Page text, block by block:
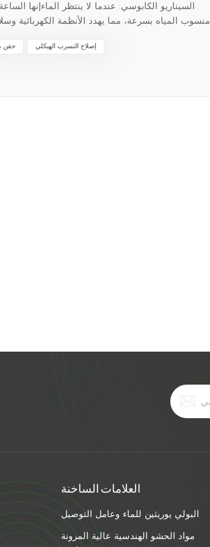
السيناريو الكابوسي: عندما لا ينتظر الماءإنها
منسوب المياه بسرعة، مما يهدد الأنظمة الكهربائية
90 ثانية عند
حقن إصلاح التسرب الهيكلي
العلامات الساخنة
البولي يوريثين للماء وعامل التوصيل
مواد الحشو الهندسية عالية المرونة